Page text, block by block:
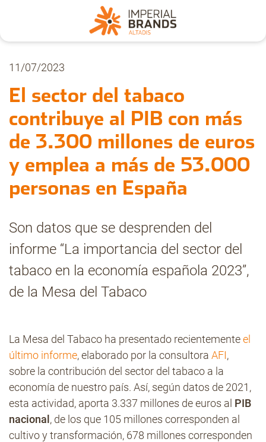
Nosotros
Secciones
Denuncia
Pregúntanos
Archivo
Estadísticas CMT
11/07/2023
El sector del tabaco
contribuye al PIB con más
de 3.300 millones de euros
y emplea a más de 53.000
personas en España
Son datos que se desprenden del
informe “La importancia del sector del
tabaco en la economía española 2023”,
de la Mesa del Tabaco
La Mesa del Tabaco ha presentado recientementeel
último informe, elaborado por la consultora AFI,
sobre la contribución del sector del tabaco a la
economía de nuestro país. Así, según datos de 2021,
esta actividad, aporta 3.337 millones de euros al PIB
nacional , de los que 105 millones corresponden al
cultivo y transformación, 678 millones corresponden